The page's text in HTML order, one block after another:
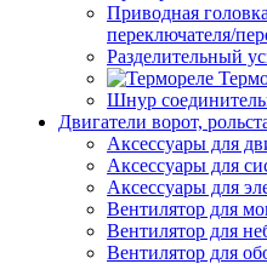
Приводная
переключателя/
Разделительный
Шнур
Двигатели ворот,
Аксессуары для
Аксессуары для
Аксессуары для
Вентилятор для
Вентилятор для
Вентилятор для